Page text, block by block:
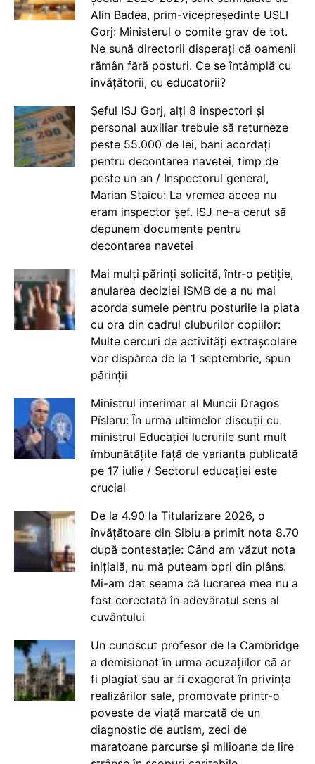
Alin Badea, prim-vicepreședinte USLI
Gorj: Ministerul o comite grav de tot.
Ne sună directorii disperați că oamenii
rămân fără posturi. Ce se întâmplă cu
învățătorii, cu educatorii?
Șeful ISJ Gorj, alți 8 inspectori și
personal auxiliar trebuie să returneze
peste 55.000 de lei, bani acordați
pentru decontarea navetei, timp de
peste un an / Inspectorul general,
Marian Staicu: La vremea aceea nu
eram inspector șef. ISJ ne-a cerut să
depunem documente pentru
decontarea navetei
Mai mulți părinți solicită, într-o petiție,
anularea deciziei ISMB de a nu mai
acorda sumele pentru posturile la plata
cu ora din cadrul cluburilor copiilor:
Multe cercuri de activități extrașcolare
vor dispărea de la 1 septembrie, spun
părinții
Ministrul interimar al Muncii Dragos
Pîslaru: În urma ultimelor discuții cu
ministrul Educației lucrurile sunt mult
îmbunătățite față de varianta publicată
pe 17 iulie / Sectorul educației este
crucial
De la 4.90 la Titularizare 2026, o
învățătoare din Sibiu a primit nota 8.70
după contestație: Când am văzut nota
inițială, nu mă puteam opri din plâns.
Mi-am dat seama că lucrarea mea nu a
fost corectată în adevăratul sens al
cuvântului
Un cunoscut profesor de la Cambridge
a demisionat în urma acuzațiilor că ar
fi plagiat sau ar fi exagerat în privința
realizărilor sale, promovate printr-o
poveste de viață marcată de un
diagnostic de autism, zeci de
maratoane parcurse și milioane de lire